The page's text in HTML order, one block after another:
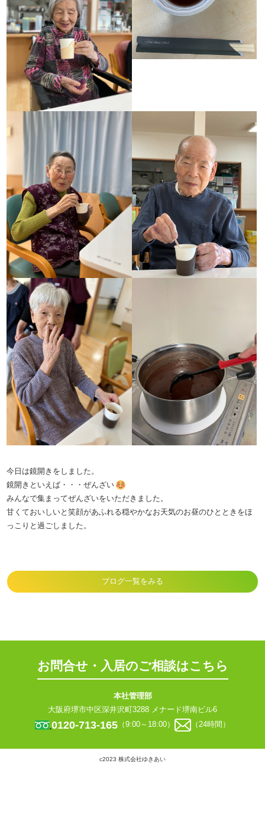
今日は鏡開きをしました。
鏡開きといえば・・・ぜんざい
みんなで集まってぜんざいをいただきました。
甘くておいしいと笑顔があふれる穏やかなお天気のお昼のひとときをほ
っこりと過ごしました。
ブログ一覧をみる
お問合せ・入居のご相談はこちら
本社管理部
大阪府堺市中区深井沢町3288 メナード堺南ビル6
0120-713-165 （9:00～18:00） （24時間）
c2023 株式会社ゆきあい